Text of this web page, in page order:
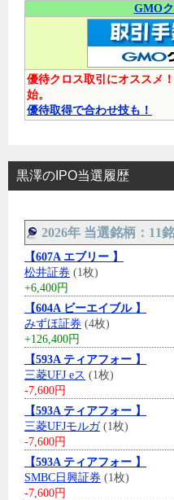
GMO
優待クロス取引にオススメ
始。
優待取得で合わせ技も！
黒澤のIPO当選履歴
2026年 当選銘柄：11
【607A エブリー 】
松井証券 (1枚)
+6,400円
【604A ビーエイブル 】
みずほ証券 (4枚)
+126,400円
【593A ティアフォー 】
三菱UFJ eス (1枚)
-7,600円
【593A ティアフォー 】
三菱UFJモルガ(1枚)
-7,600円
【593A ティアフォー 】
SMBC日興証券 (1枚)
-7,600円